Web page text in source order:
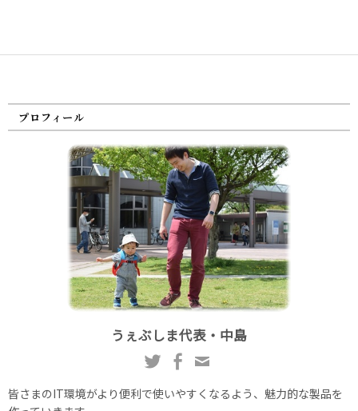
プロフィール
うぇぶしま代表・中島
皆さまのIT環境がより便利で使いやすくなるよう、魅力的な製品を